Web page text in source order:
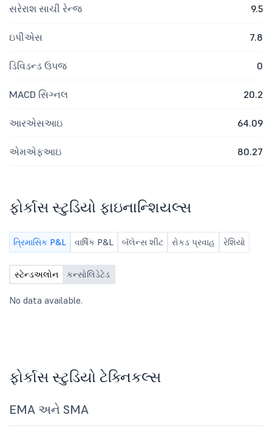
સરેરાશ સાચી રેન્જ 9.5
ઇપીએસ 7.8
ડિવિડન્ડ ઉપજ 0
MACD સિગ્નલ 20.2
આરએસઆઇ 64.09
એમએફઆઇ 80.27
ફોર્કાસ સ્ટુડિયો ફાઇનાન્શિયલ્સ
ત્રિમાસિક P&L વાર્ષિક P&L બૅલેન્સ શીટ રોકડ પ્રવાહ રેશિયો
સ્ટેન્ડઅલોન કન્સોલિડેટેડ
No data available.
ફોર્કાસ સ્ટુડિયો ટેક્નિકલ્સ
EMA અને SMA